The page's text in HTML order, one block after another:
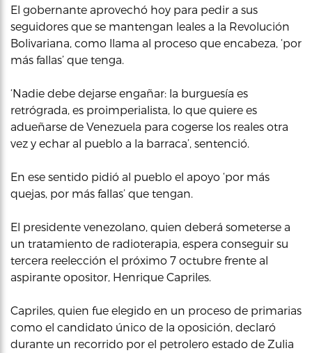
El gobernante aprovechó hoy para pedir a sus
seguidores que se mantengan leales a la Revolución
Bolivariana, como llama al proceso que encabeza, ‘por
más fallas’ que tenga.
‘Nadie debe dejarse engañar: la burguesía es
retrógrada, es proimperialista, lo que quiere es
adueñarse de Venezuela para cogerse los reales otra
vez y echar al pueblo a la barraca’, sentenció.
En ese sentido pidió al pueblo el apoyo ‘por más
quejas, por más fallas’ que tengan.
El presidente venezolano, quien deberá someterse a
un tratamiento de radioterapia, espera conseguir su
tercera reelección el próximo 7 octubre frente al
aspirante opositor, Henrique Capriles.
Capriles, quien fue elegido en un proceso de primarias
como el candidato único de la oposición, declaró
durante un recorrido por el petrolero estado de Zulia